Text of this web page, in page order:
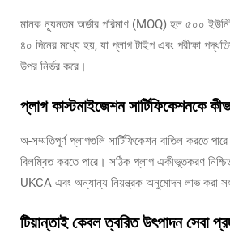
মানক ন্যূনতম অর্ডার পরিমাণ (MOQ) হল ৫০০
৪০ দিনের মধ্যে হয়, যা প্লাগ টাইপ এবং পরীক্ষা
উপর নির্ভর করে।
প্লাগ কাস্টমাইজেশন সার্টিফিকেশনকে
অ-সম্মতিপূর্ণ প্লাগগুলি সার্টিফিকেশন বাতিল করতে
বিলম্বিত করতে পারে। সঠিক প্লাগ একীভূতকরণ
UKCA এবং অন্যান্য নিয়ন্ত্রক অনুমোদন লাভ করা
টিয়ান্তাই কেবল ত্বরিত উৎপাদন সেবা